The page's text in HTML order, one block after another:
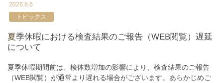
2026.8.6
トピックス
夏季休暇における検査結果のご報告（WEB閲覧）遅延
について
夏季休暇期間前は、検体数増加の影響により、検査結果のご報告
（WEB閲覧）が通常より遅れる場合がございます。あらかじめご